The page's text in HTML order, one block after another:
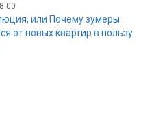
или Почему зумеры
от новых квартир в пользу